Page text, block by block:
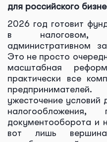
для российского
2026 год готовит
в налоговом,
административном
Это не просто
масштабная
практически все
ужесточение
налогообложения,
документооборота и
вот лишь